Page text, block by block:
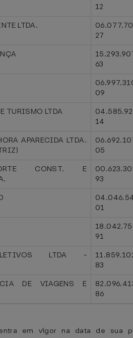
12
LTDA.
27
63
09
TURISMO LTDA
14
APARECIDA LTDA.
05
CONST. E
93
01
91
LTDA -
83
DE VIAGENS E
86
em vigor na data de sua